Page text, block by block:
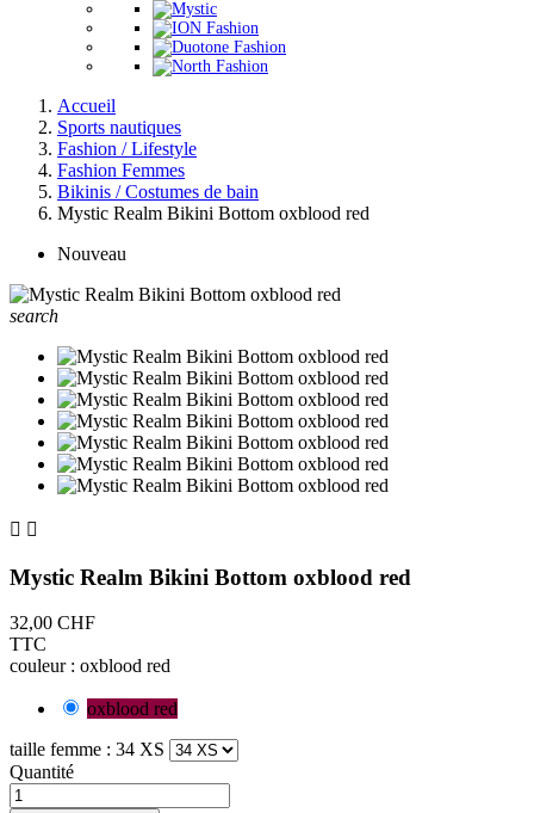
Accueil
Sports nautiques
Fashion / Lifestyle
Fashion Femmes
Bikinis / Costumes de bain
Mystic Realm Bikini Bottom oxblood red
Nouveau
search
 
Mystic Realm Bikini Bottom oxblood red
32,00 CHF
TTC
couleur : oxblood red
oxblood red
taille femme : 34 XS
Quantité